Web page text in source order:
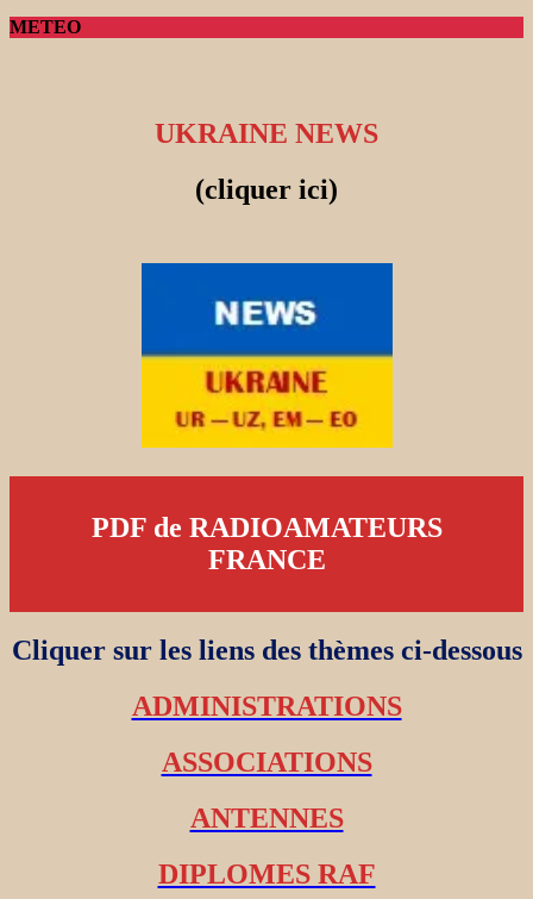
METEO
UKRAINE NEWS
(cliquer ici)
PDF de RADIOAMATEURS
FRANCE
Cliquer sur les liens des thèmes ci-dessous
ADMINISTRATIONS
ASSOCIATIONS
ANTENNES
DIPLOMES RAF